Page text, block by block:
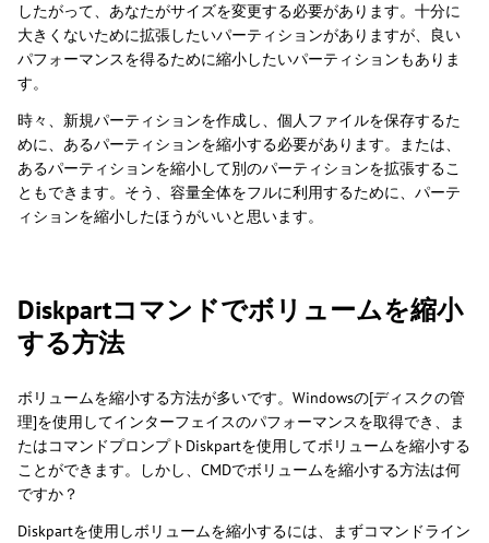
したがって、あなたがサイズを変更する必要があります。十分に
大きくないために拡張したいパーティションがありますが、良い
パフォーマンスを得るために縮小したいパーティションもありま
す。
時々、新規パーティションを作成し、個人ファイルを保存するた
めに、あるパーティションを縮小する必要があります。または、
あるパーティションを縮小して別のパーティションを拡張するこ
ともできます。そう、容量全体をフルに利用するために、パーテ
ィションを縮小したほうがいいと思います。
Diskpartコマンドでボリュームを縮小
する方法
ボリュームを縮小する方法が多いです。Windowsの[ディスクの管
理]を使用してインターフェイスのパフォーマンスを取得でき、ま
たはコマンドプロンプトDiskpartを使用してボリュームを縮小する
ことができます。しかし、CMDでボリュームを縮小する方法は何
ですか？
Diskpartを使用しボリュームを縮小するには、まずコマンドライン